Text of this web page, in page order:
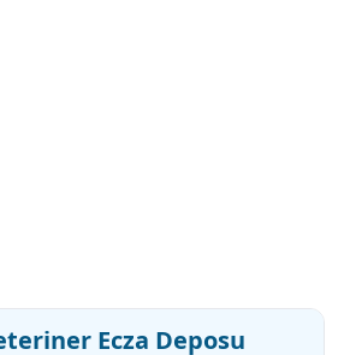
Ecza Deposu